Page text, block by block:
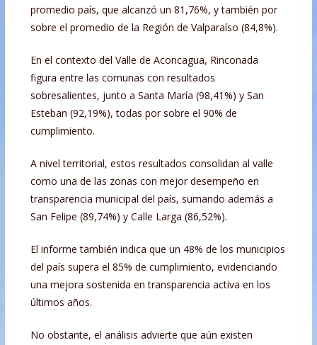
promedio país, que alcanzó un 81,76%, y también por
sobre el promedio de la Región de Valparaíso (84,8%).
En el contexto del Valle de Aconcagua, Rinconada
figura entre las comunas con resultados
sobresalientes, junto a Santa María (98,41%) y San
Esteban (92,19%), todas por sobre el 90% de
cumplimiento.
A nivel territorial, estos resultados consolidan al valle
como una de las zonas con mejor desempeño en
transparencia municipal del país, sumando además a
San Felipe (89,74%) y Calle Larga (86,52%).
El informe también indica que un 48% de los municipios
del país supera el 85% de cumplimiento, evidenciando
una mejora sostenida en transparencia activa en los
últimos años.
No obstante, el análisis advierte que aún existen